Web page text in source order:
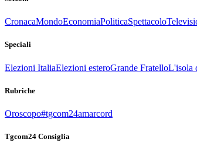
CronacaMondoEconomiaPoliticaSpettacolo
Speciali
Elezioni ItaliaElezioni esteroGrande FratelloL'isola
Rubriche
Oroscopo#tgcom24amarcord
Tgcom24 Consiglia